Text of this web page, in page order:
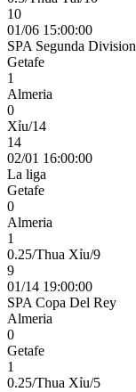
10
01/06 15:00:00
SPA Segunda Division
Getafe
1
Almeria
0
Xỉu/14
14
02/01 16:00:00
La liga
Getafe
0
Almeria
1
0.25/Thua Xỉu/9
9
01/14 19:00:00
SPA Copa Del Rey
Almeria
0
Getafe
1
0.25/Thua Xỉu/5